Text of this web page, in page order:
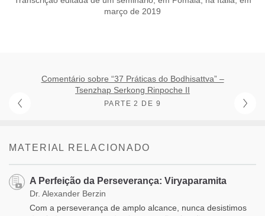
março de 2019
Comentário sobre “37 Práticas do Bodhisattva” –
Tsenzhap Serkong Rinpoche II
PARTE 2 DE 9
MATERIAL RELACIONADO
A Perfeição da Perseverança: Viryaparamita
Dr. Alexander Berzin
Com a perseverança de amplo alcance, nunca desistimos